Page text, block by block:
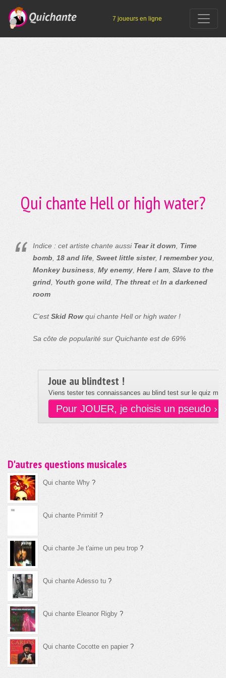
7 joueurs en ligne
Qui chante Hell or high water?
Indice : cet artiste chante aussi Tear it down
Time
bomb 18 and life Sweet little sister, I remember you
Monkey business My enemy Here I am Slave to the
grind Youth gone wild The threat etIn a darkened
room
C'estSkid Rowqui chante Hell or high water !
Sa côte de popularité sur Quichante est de 69%
Joue au blindtest !
Viens tester tes connaissances au blind test sur le quiz
Pour JOUER, je choisis un pseudo ›
D'autres questions musicales
Qui chante Why ?
Qui chante Primitif ?
Qui chante Je t'aime un peu trop ?
Qui chante Adesso tu ?
Qui chante Eleanor Rigby ?
Qui chante Cocotte en papier ?